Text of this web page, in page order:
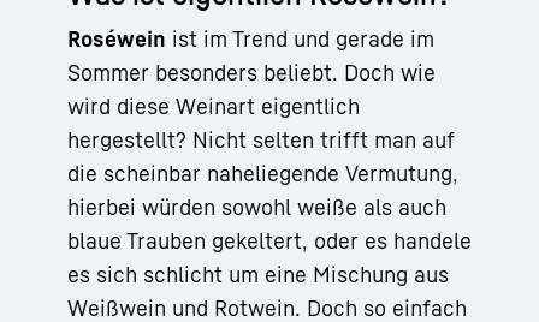
Roséwein ist im Trend und gerade im
Sommer besonders beliebt. Doch wie
wird diese Weinart eigentlich
hergestellt? Nicht selten trifft man auf
die scheinbar naheliegende Vermutung,
hierbei würden sowohl weiße als auch
blaue Trauben gekeltert, oder es handele
es sich schlicht um eine Mischung aus
Weißwein und Rotwein. Doch so einfach